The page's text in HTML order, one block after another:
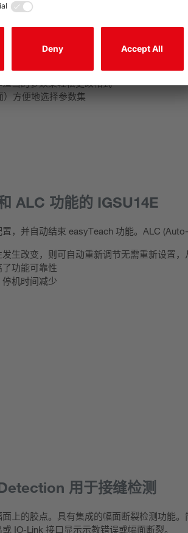
材料制成的不同标签格式。为了避免在更换
教值加载到槽型传感器上，从而将格式方便
数集加载到槽型传感器上，可将格式方便地
重新示教槽型传感器
方便地选择参数集
ALC 功能的 IGSU14E
，并自动结束 easyTeach 功能。ALC
生改变，则可自动重新调节无需重新设置
功能可靠性
机时间减少
用于接缝检测
上的胶点。具有集成的幅面断裂检测功能
IO-Link 接口显示示教错误或幅面断裂。